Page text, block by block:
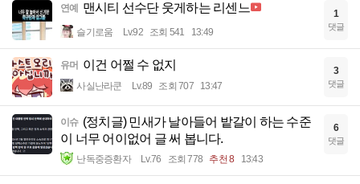
연예 맨시티 선수단 웃게하는 리센느
슬기로움 Lv.92 조회 541 13:49
1
댓글
유머 이건 어쩔 수 없지
사실난라쿤 Lv.89 조회 707 13:47
3
댓글
이슈 (정치글) 민새가 날아들어 밭갈이 하는 수준
이 너무 어이없어 글 써 봅니다.
난독중증환자 Lv.76 조회 778 추천 8 13:43
6
댓글